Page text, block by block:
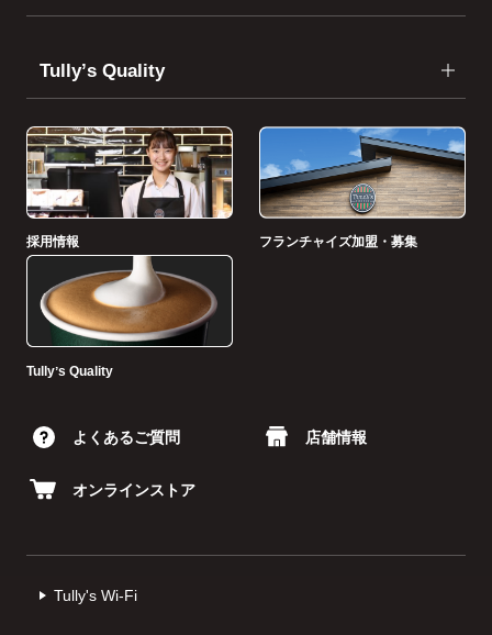
Tullyʼs Quality
採用情報 フランチャイズ加盟・募集
Tullyʼs Quality
よくあるご質問 店舗情報
オンラインストア
Tully's Wi-Fi